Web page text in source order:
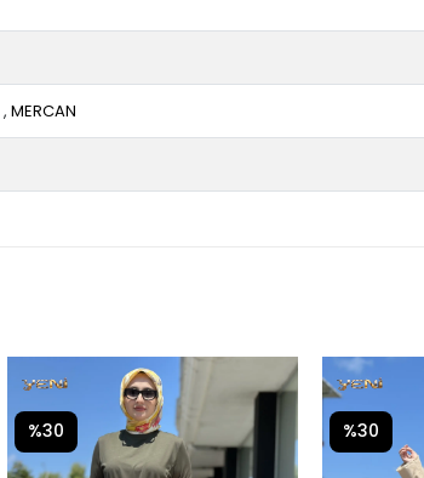
,MERCAN
%30 %30